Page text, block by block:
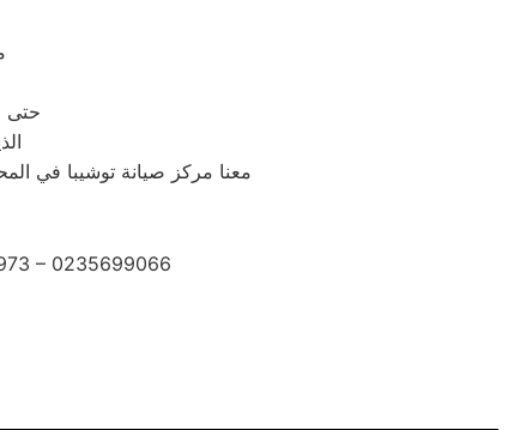
حتى
معنا مركز صيانة توشيبا في
– 0235699066